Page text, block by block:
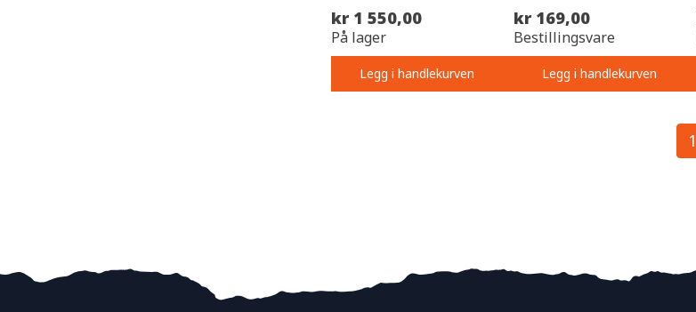
kr 1 550,00
På lager
Legg i handlekurven
kr 169,00
Bestillingsvare
Legg i handlekurven
1